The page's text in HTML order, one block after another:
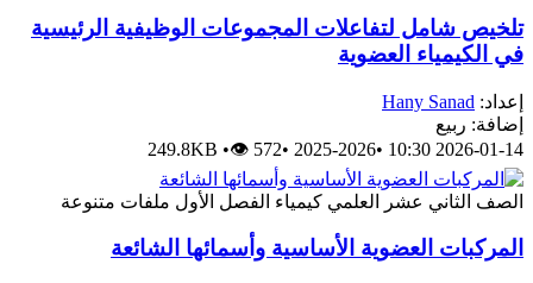
تلخيص شامل لتفاعلات المجموعات الوظيفية الرئيسية
في الكيمياء العضوية
إعداد: Hany Sanad
إضافة: ربيع
2026-01-14 10:30
•
2025-2026
•
249.8KB •👁 572
الصف الثاني عشر العلمي كيمياء الفصل الأول ملفات متنوعة
المركبات العضوية الأساسية وأسمائها الشائعة